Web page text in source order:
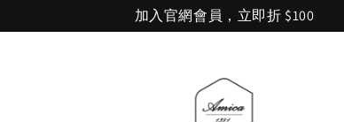
加入官網會員，立即折 $100